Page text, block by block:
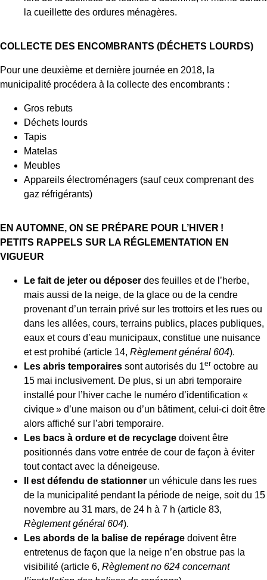
la cueillette des ordures ménagères.
COLLECTE DES ENCOMBRANTS (DÉCHETS LOURDS)
Pour une deuxième et dernière journée en 2018, la
municipalité procédera à la collecte des encombrants :
Gros rebuts
Déchets lourds
Tapis
Matelas
Meubles
Appareils électroménagers (sauf ceux comprenant des
gaz réfrigérants)
EN AUTOMNE, ON SE PRÉPARE POUR L’HIVER !
PETITS RAPPELS SUR LA RÉGLEMENTATION EN
VIGUEUR
Le fait de jeter ou déposer des feuilles et de l’herbe,
mais aussi de la neige, de la glace ou de la cendre
provenant d’un terrain privé sur les trottoirs et les rues ou
dans les allées, cours, terrains publics, places publiques,
eaux et cours d’eau municipaux, constitue une nuisance
et est prohibé (article 14, Règlement général 604).
Les abris temporaires sont autorisés du 1er octobre au
15 mai inclusivement. De plus, si un abri temporaire
installé pour l’hiver cache le numéro d’identification «
civique » d’une maison ou d’un bâtiment, celui-ci doit être
alors affiché sur l’abri temporaire.
Les bacs à ordure et de recyclage doivent être
positionnés dans votre entrée de cour de façon à éviter
tout contact avec la déneigeuse.
Il est défendu de stationner un véhicule dans les rues
de la municipalité pendant la période de neige, soit du 15
novembre au 31 mars, de 24 h à 7 h (article 83,
Règlement général 604).
Les abords de la balise de repérage doivent être
entretenus de façon que la neige n’en obstrue pas la
visibilité (article 6, Règlement no 624 concernant